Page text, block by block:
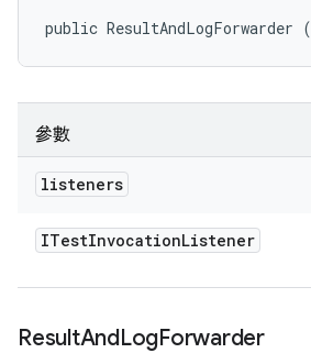
public ResultAndLogForwarder (
參數
listeners
ITestInvocationListener
ResultAndLogForwarder